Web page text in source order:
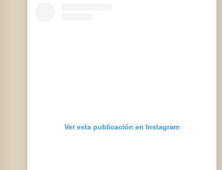
Ver esta publicación en Instagram